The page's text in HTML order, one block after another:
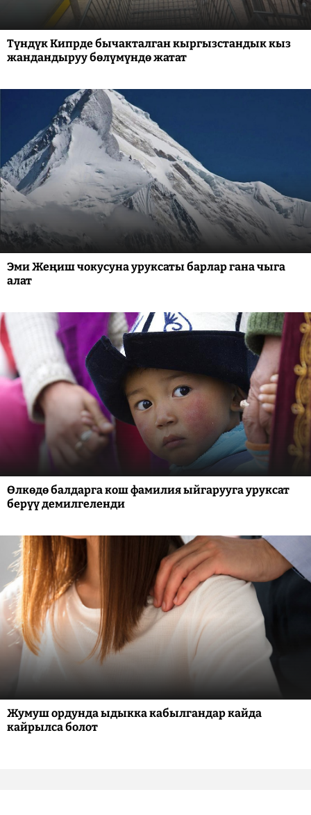
Түндүк Кипрде бычакталган кыргызстандык кыз
жандандыруу бөлүмүндө жатат
Эми Жеңиш чокусуна уруксаты барлар гана чыга
алат
Өлкөдө балдарга кош фамилия ыйгарууга уруксат
берүү демилгеленди
Жумуш ордунда ыдыкка кабылгандар кайда
кайрылса болот